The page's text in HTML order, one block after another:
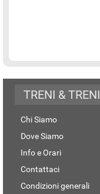
TRENI & TRENI
Chi Siamo
Dove Siamo
Info e Orari
Contattaci
Condizioni generali